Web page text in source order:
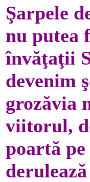
Şarpele
nu putea
învăţaţii
devenim
gro­zăvia
viitorul,
poartă